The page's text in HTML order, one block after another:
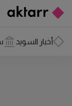
أخبار السويد